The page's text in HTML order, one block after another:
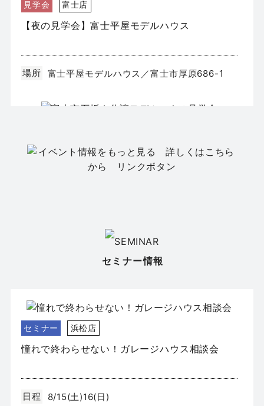
見学会 富士店
【夜の見学会】富士平屋モデルハウス
日程
場所 富士平屋モデルハウス／富士市厚原686-1
富士市石坂｜分譲モデルハウス見学会
セミナー情報
セミナー 浜松店
憧れで終わらせない！ガレージハウス相談会
日程
8/15(土)16(日)